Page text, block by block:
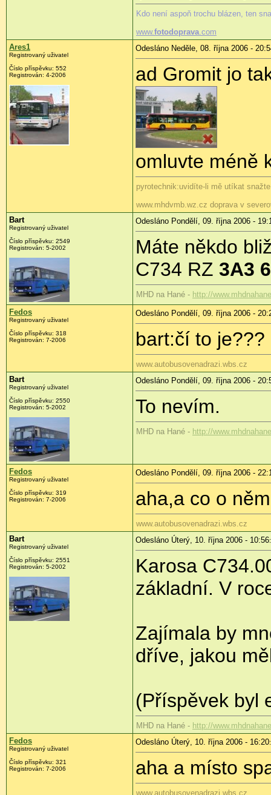
Kdo není aspoň trochu blázen, ten
www.fotodoprava .com
Ares1
Registrovaný uživatel
Číslo příspěvku: 552
Registrován: 4-2006
Odesláno Neděle, 08. října 2006 -
ad Gromit jo
omluvte méně
pyrotechnik:uvidíte-li mě utíkat
www.mhdvmb.wz.cz doprava v
Bart
Registrovaný uživatel
Číslo příspěvku: 2549
Registrován: 5-2002
Odesláno Pondělí, 09. října 2006 -
Máte někdo
C734 RZ 3A3
MHD na Hané - http://
Fedos
Registrovaný uživatel
Číslo příspěvku: 318
Registrován: 7-2006
Odesláno Pondělí, 09. října 2006 -
bart:čí to je???
www.autobusovenadrazi.wbs.cz
Bart
Registrovaný uživatel
Číslo příspěvku: 2550
Registrován: 5-2002
Odesláno Pondělí, 09. října 2006 -
To nevím.
MHD na Hané - http://
Fedos
Registrovaný uživatel
Číslo příspěvku: 319
Registrován: 7-2006
Odesláno Pondělí, 09. října 2006 -
aha,a co o
www.autobusovenadrazi.wbs.cz
Bart
Registrovaný uživatel
Číslo příspěvku: 2551
Registrován: 5-2002
Odesláno Úterý, 10. října 2006 - 10:56
Karosa
základní. V
Zajímala by
dříve, jakou
(Příspěvek byl
MHD na Hané - http://
Fedos
Registrovaný uživatel
Číslo příspěvku: 321
Registrován: 7-2006
Odesláno Úterý, 10. října 2006 - 16:20
aha a místo
www.autobusovenadrazi.wbs.cz